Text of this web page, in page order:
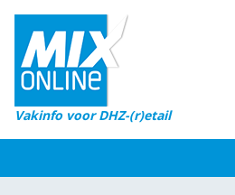
Vakinfo voor DHZ-(r)etail
Home
Magazines
DHZ Sessie